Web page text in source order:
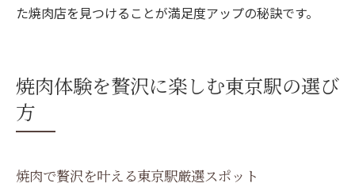
た焼肉店を見つけることが満足度アップの秘訣です。
焼肉体験を贅沢に楽しむ東京駅の選び
方
焼肉で贅沢を叶える東京駅厳選スポット